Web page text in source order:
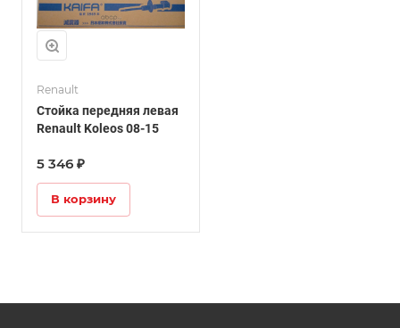
Renault
Стойка передняя левая
Renault Koleos 08-15
5 346 ₽
В корзину